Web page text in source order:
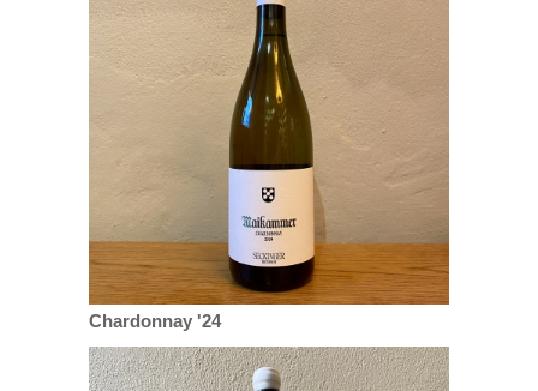
Chardonnay '24